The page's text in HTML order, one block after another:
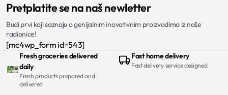
Pretplatite se na naš newletter
Budi prvi koji saznaju o genijalnim inovativnim proizvodima iz naše
radionice!
[mc4wp_form id=543]
Fresh groceries delivered
daily
Fresh products prepared and
delivered
Fast home delivery
Fast delivery service designed.